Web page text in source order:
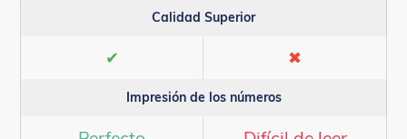
Calidad Superior
✔ ✖
Impresión de los números